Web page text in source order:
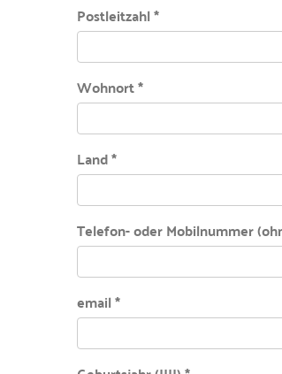
Postleitzahl *
Wohnort *
Land *
Telefon- oder Mobilnummer
email *